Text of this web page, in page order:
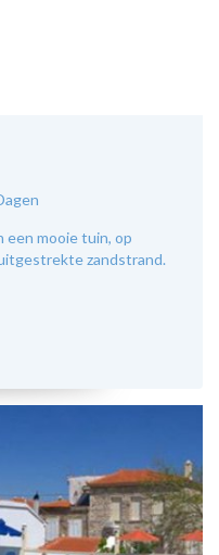
een mooie tuin, op
zandstrand.